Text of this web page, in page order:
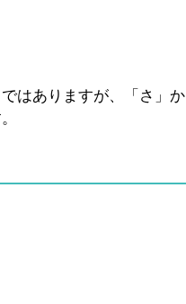
はありますが、「さ」か